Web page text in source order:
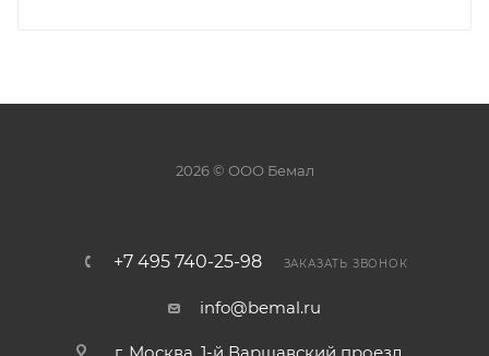
2026 © ООО Бемал
+7 495 740-25-98 ЗАКАЗАТЬ ЗВОНОК
info@bemal.ru